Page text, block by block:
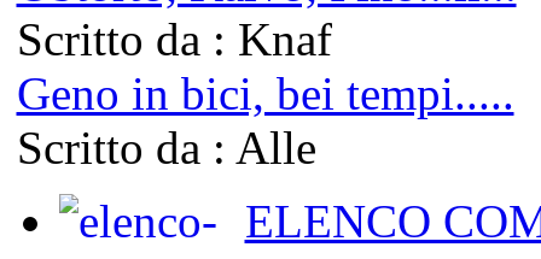
Scritto da : Knaf
Geno in bici, bei tempi.....
Scritto da : Alle
ELENCO